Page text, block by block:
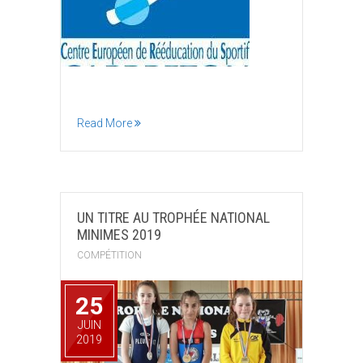
Read More
UN TITRE AU TROPHÉE NATIONAL
MINIMES 2019
COMPÉTITION
25
JUIN
2019